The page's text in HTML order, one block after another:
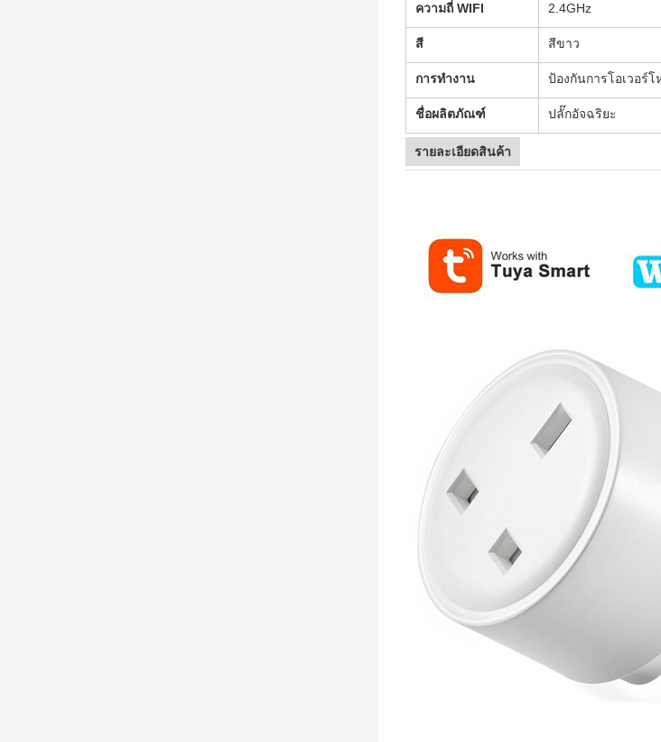
ความถี่ WIFI 2.4GHz
สี สีขาว
การทำงาน ป้องกันการโอเวอร์โ
ชื่อผลิตภัณฑ์ ปลั๊กอัจฉริยะ
รายละเอียดสินค้า